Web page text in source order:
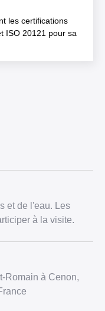
les certifications
ISO 20121 pour sa
et de l'eau. Les
à la visite.
Romain à Cenon,